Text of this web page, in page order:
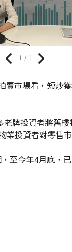
1 / 1
市場看，短炒
牌投資者將舊
投資者對零售
至今年4月底，